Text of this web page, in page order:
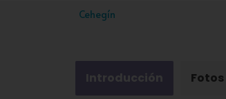
Cehegín
Introducción Fotos